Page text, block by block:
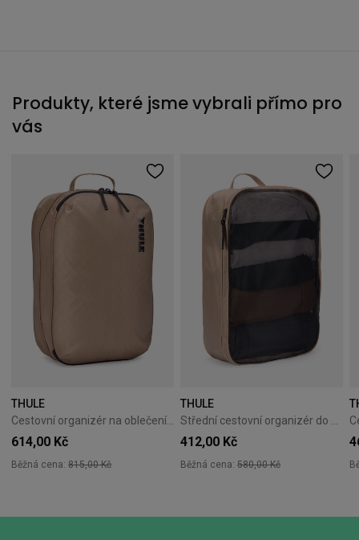
Produkty, které jsme vybrali přímo pro
vás
THULE
Cestovní organizér na oblečení Thule Clean/Dirty Cube gentle beige
614,00 Kč
Běžná cena: 815,00 Kč
THULE
Střední cestovní organizér do kufru Thule Packing Cube M - gentle beige
412,00 Kč
Běžná cena: 580,00 Kč